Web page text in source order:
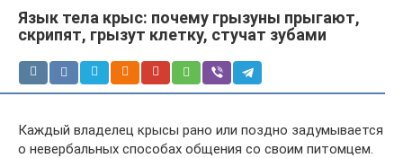
Язык тела крыс: почему грызуны прыгают,
скрипят, грызут клетку, стучат зубами
Каждый владелец крысы рано или поздно задумывается
о невербальных способах общения со своим питомцем.